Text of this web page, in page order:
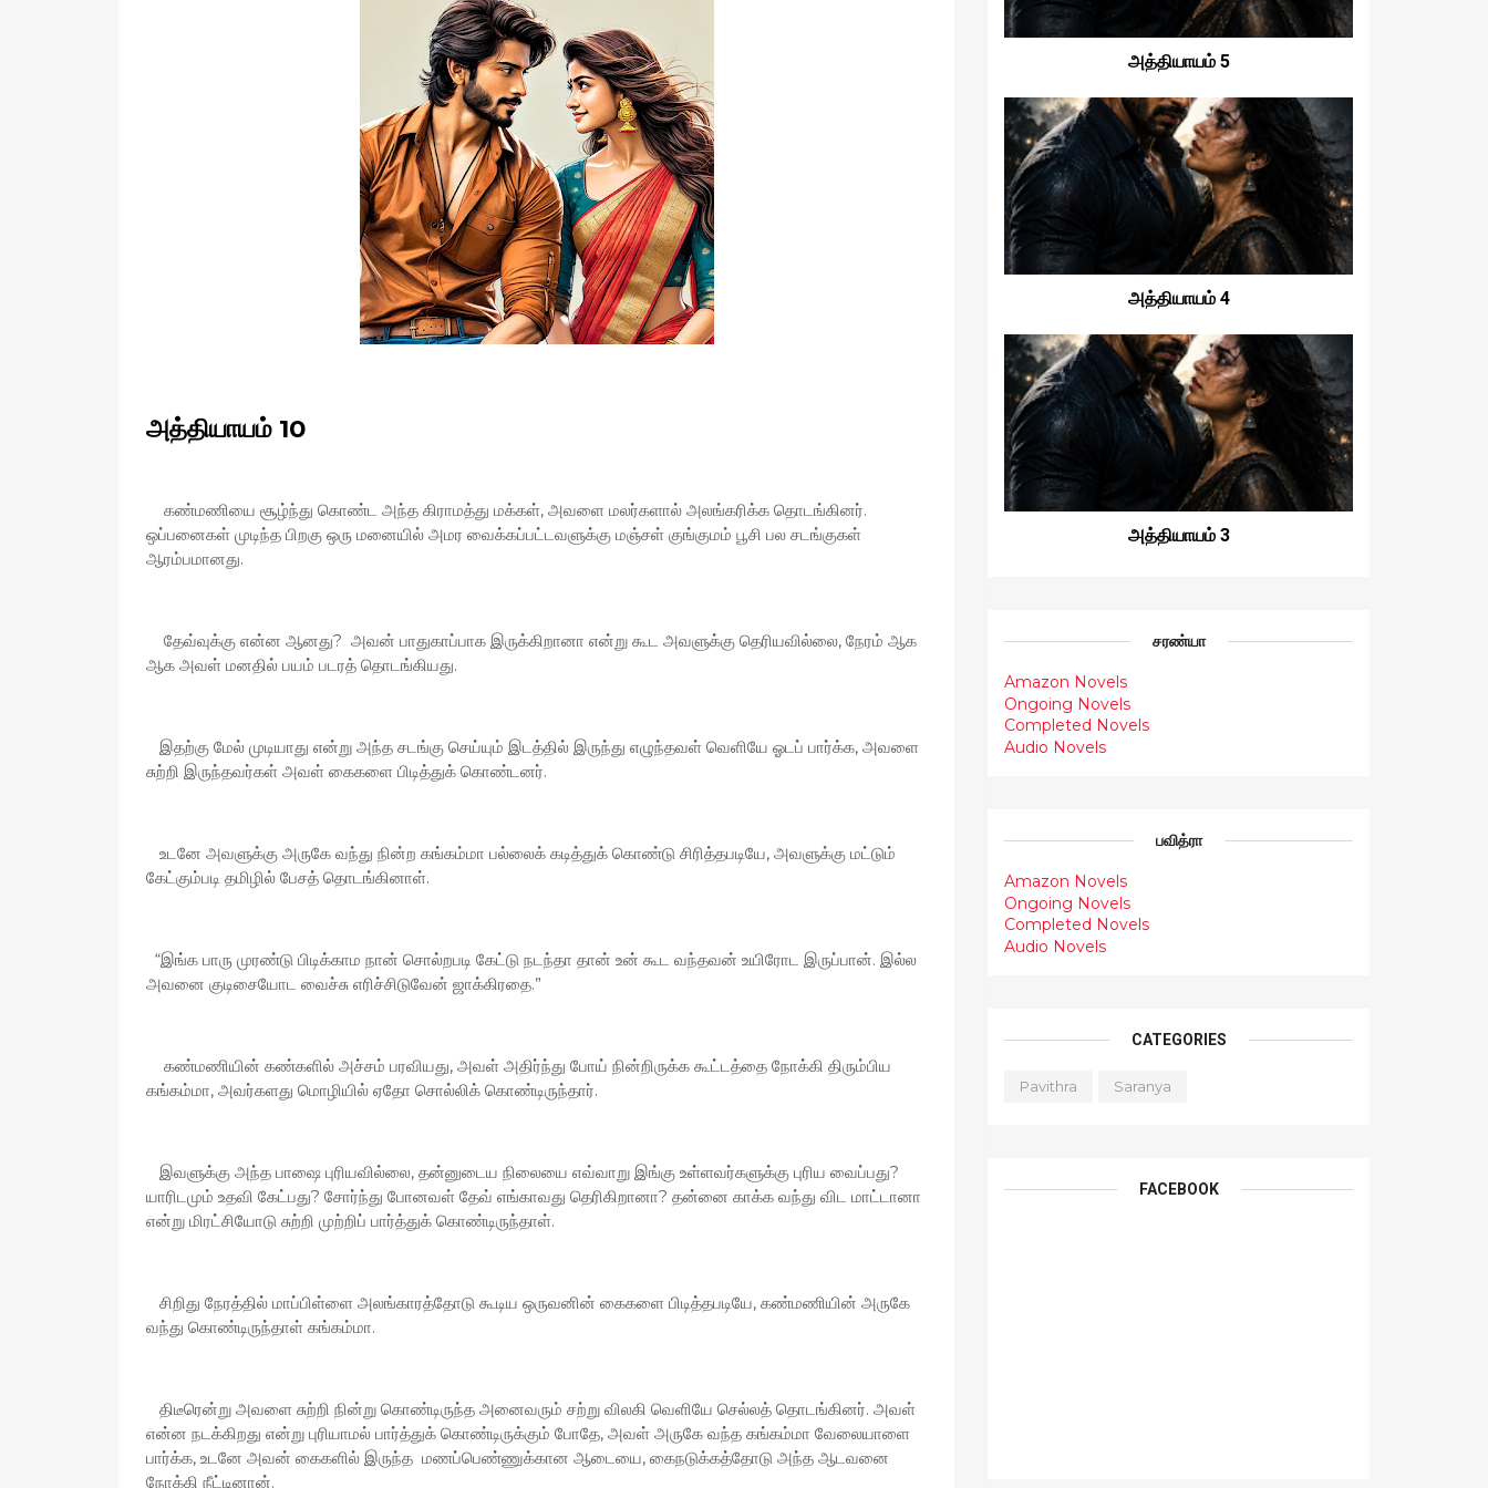
அத்தியாயம் 10
கண்மணியை சூழ்ந்து கொண்ட அந்த கிராமத்து மக்கள், அவளை மலர்களால் அலங்கரிக்க தொடங்கினர்.
ஒப்பனைகள் முடிந்த பிறகு ஒரு மனையில் அமர வைக்கப்பட்டவளுக்கு மஞ்சள் குங்குமம் பூசி பல சடங்குகள்
ஆரம்பமானது.
தேவ்வுக்கு என்ன ஆனது? அவன் பாதுகாப்பாக இருக்கிறானா என்று கூட அவளுக்கு தெரியவில்லை, நேரம் ஆக
ஆக அவள் மனதில் பயம் படரத் தொடங்கியது.
இதற்கு மேல் முடியாது என்று அந்த சடங்கு செய்யும் இடத்தில் இருந்து எழுந்தவள் வெளியே ஓடப் பார்க்க, அவளை
சுற்றி இருந்தவர்கள் அவள் கைகளை பிடித்துக் கொண்டனர்.
உடனே அவளுக்கு அருகே வந்து நின்ற கங்கம்மா பல்லைக் கடித்துக் கொண்டு சிரித்தபடியே, அவளுக்கு மட்டும்
கேட்கும்படி தமிழில் பேசத் தொடங்கினாள்.
“இங்க பாரு முரண்டு பிடிக்காம நான் சொல்றபடி கேட்டு நடந்தா தான் உன் கூட வந்தவன் உயிரோட இருப்பான். இல்ல
அவனை குடிசையோட வைச்சு எரிச்சிடுவேன் ஜாக்கிரதை.”
கண்மணியின் கண்களில் அச்சம் பரவியது, அவள் அதிர்ந்து போய் நின்றிருக்க கூட்டத்தை நோக்கி திரும்பிய
கங்கம்மா, அவர்களது மொழியில் ஏதோ சொல்லிக் கொண்டிருந்தார்.
இவளுக்கு அந்த பாஷை புரியவில்லை, தன்னுடைய நிலையை எவ்வாறு இங்கு உள்ளவர்களுக்கு புரிய வைப்பது?
யாரிடமும் உதவி கேட்பது? சோர்ந்து போனவள் தேவ் எங்காவது தெரிகிறானா? தன்னை காக்க வந்து விட மாட்டானா
என்று மிரட்சியோடு சுற்றி முற்றிப் பார்த்துக் கொண்டிருந்தாள்.
சிறிது நேரத்தில் மாப்பிள்ளை அலங்காரத்தோடு கூடிய ஒருவனின் கைகளை பிடித்தபடியே, கண்மணியின் அருகே
வந்து கொண்டிருந்தாள் கங்கம்மா.
திடீரென்று அவளை சுற்றி நின்று கொண்டிருந்த அனைவரும் சற்று விலகி வெளியே செல்லத் தொடங்கினர். அவள்
என்ன நடக்கிறது என்று புரியாமல் பார்த்துக் கொண்டிருக்கும் போதே, அவள் அருகே வந்த கங்கம்மா வேலையாளை
பார்க்க, உடனே அவன் கைகளில் இருந்த மணப்பெண்ணுக்கான ஆடையை, கைநடுக்கத்தோடு அந்த ஆடவனை
நோக்கி நீட்டினான்.
அத்தியாயம் 5
அத்தியாயம் 4
அத்தியாயம் 3
சரண்யா
Amazon Novels
Ongoing Novels
Completed Novels
Audio Novels
பவித்ரா
Amazon Novels
Ongoing Novels
Completed Novels
Audio Novels
CATEGORIES
Pavithra Saranya
FACEBOOK